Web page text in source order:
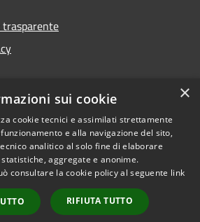
Copyright © 2026 • Comune di
Sant'Angelo del Pesco •
Powered byMunicipium
Accesso redazione
×
sui cookie
cookie tecnici e assimilati strettamente
e alla navigazione del sito,
analitico al solo fine di elaborare
aggregate e anonime.
consultare la cookie policy al seguente link
RIFIUTA TUTTO